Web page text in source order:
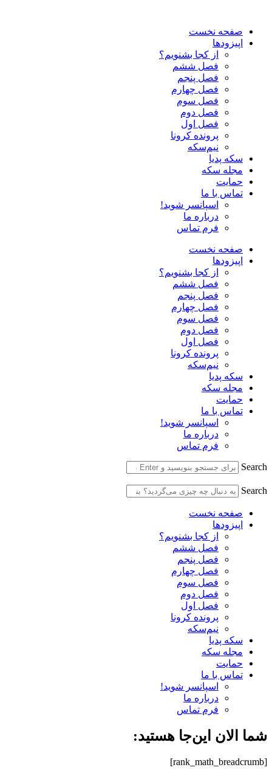
صفحه نخست
اپیزودها
از کجا بشنویم؟
فصل ششم
فصل پنجم
فصل چهارم
فصل سوم
فصل دوم
فصل اول
پرونده کرونا
نیم‌سکه
سکه پدیا
مجله سکه
حمایت
تماس با ما
اسپانسر شوید!
درباره ما
فرم تماس
صفحه نخست
اپیزودها
از کجا بشنویم؟
فصل ششم
فصل پنجم
فصل چهارم
فصل سوم
فصل دوم
فصل اول
پرونده کرونا
نیم‌سکه
سکه پدیا
مجله سکه
حمایت
تماس با ما
اسپانسر شوید!
درباره ما
فرم تماس
Search
Search
صفحه نخست
اپیزودها
از کجا بشنویم؟
فصل ششم
فصل پنجم
فصل چهارم
فصل سوم
فصل دوم
فصل اول
پرونده کرونا
نیم‌سکه
سکه پدیا
مجله سکه
حمایت
تماس با ما
اسپانسر شوید!
درباره ما
فرم تماس
شما الان این‌جا هستید:
[rank_math_breadcrumb]